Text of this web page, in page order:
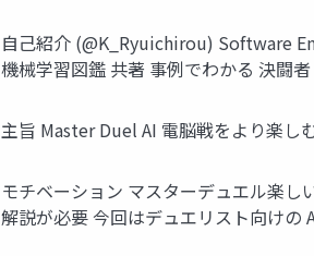
自己紹介 (@K_Ryuichirou) Software
機械学習図鑑 共著 事例でわかる 決闘
主旨 Master Duel AI 電脳戦をより楽し
モチベーション マスターデュエル楽し
解説が必要 今回はデュエリスト向けの